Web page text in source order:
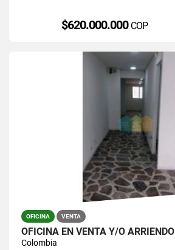
$620.000.000 COP
OFICINA VENTA
OFICINA EN VENTA Y/O ARRIENDO
Colombia